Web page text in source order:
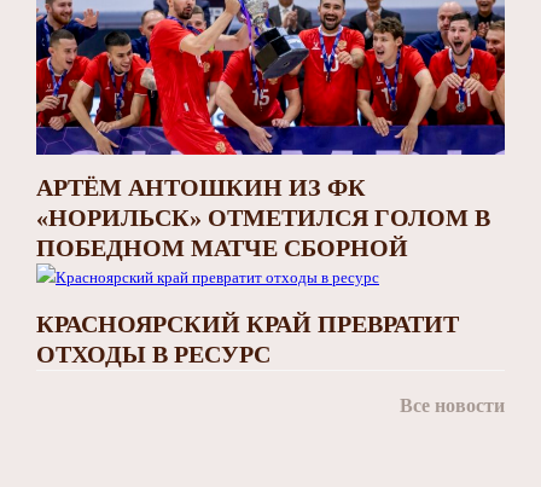
АРТЁМ АНТОШКИН ИЗ ФК
«НОРИЛЬСК» ОТМЕТИЛСЯ ГОЛОМ В
ПОБЕДНОМ МАТЧЕ СБОРНОЙ
КРАСНОЯРСКИЙ КРАЙ ПРЕВРАТИТ
ОТХОДЫ В РЕСУРС
Все новости